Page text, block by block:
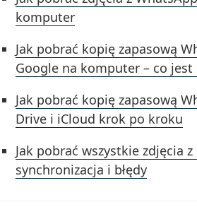
komputer
Jak pobrać kopię zapasową
Google na komputer – co
Jak pobrać kopię zapasową
Drive i iCloud krok po kroku
Jak pobrać wszystkie zdjęcia
synchronizacja i błędy